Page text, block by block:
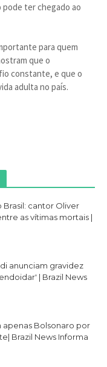
pode ter chegado ao
para quem
que o
constante, e que o
adulta no país.
cantor Oliver
as vítimas mortais |
anunciam gravidez
| Brazil News
Bolsonaro por
Brazil News Informa